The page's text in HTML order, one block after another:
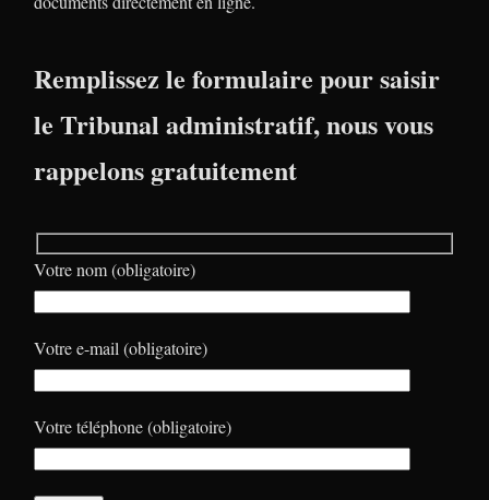
Remplissez le formulaire pour saisir
le Tribunal administratif, nous vous
rappelons gratuitement
Votre nom (obligatoire)
Votre e-mail (obligatoire)
Votre téléphone (obligatoire)